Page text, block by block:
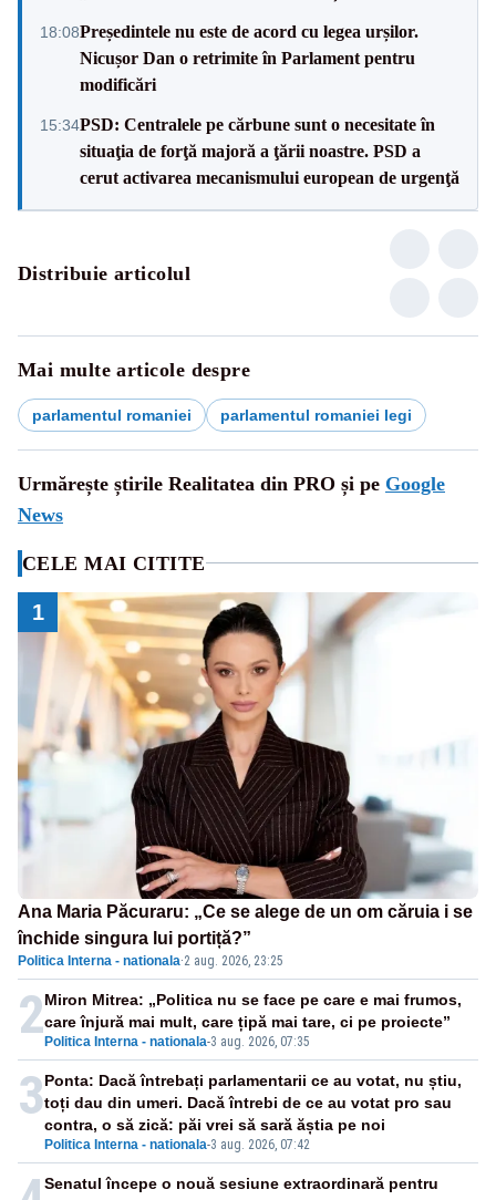
18:08Președintele nu este de acord cu legea urșilor.
Nicușor Dan o retrimite în Parlament pentru
modificări
15:34PSD: Centralele pe cărbune sunt o necesitate în
situaţia de forţă majoră a ţării noastre. PSD a
cerut activarea mecanismului european de urgenţă
Distribuie articolul
Mai multe articole despre
parlamentul romaniei parlamentul romaniei legi
Urmărește știrile Realitatea din PRO și pe Google
News
CELE MAI CITITE
1
Ana Maria Păcuraru: „Ce se alege de un om căruia i se
închide singura lui portiță?”
Politica Interna - nationala·2 aug. 2026, 23:25
2 Politica Interna - nationala-3 aug. 2026, 07:35
Miron Mitrea: „Politica nu se face pe care e mai frumos,
care înjură mai mult, care țipă mai tare, ci pe proiecte”
3
Politica Interna - nationala-3 aug. 2026, 07:42
Ponta: Dacă întrebați parlamentarii ce au votat, nu știu,
toți dau din umeri. Dacă întrebi de ce au votat pro sau
contra, o să zică: păi vrei să sară ăștia pe noi
Senatul începe o nouă sesiune extraordinară pentru